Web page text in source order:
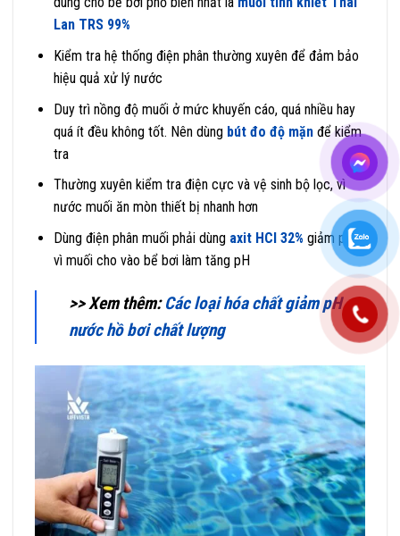
Lan TRS 99%
Kiểm tra hệ thống điện phân thường xuyên để đảm bảo
hiệu quả xử lý nước
Duy trì nồng độ muối ở mức khuyến cáo, quá nhiều hay
quá ít đều không tốt. Nên dùng bút đo độ mặnđể kiểm
tra
Thường xuyên kiểm tra điện cực và vệ sinh bộ lọc, vì
nước muối ăn mòn thiết bị nhanh hơn
Dùng điện phân muối phải dùng axit HCl 32% giảm pH,
vì muối cho vào bể bơi làm tăng pH
>> Xem thêm:Các loại hóa chất giảm pH
nước hồ bơi chất lượng